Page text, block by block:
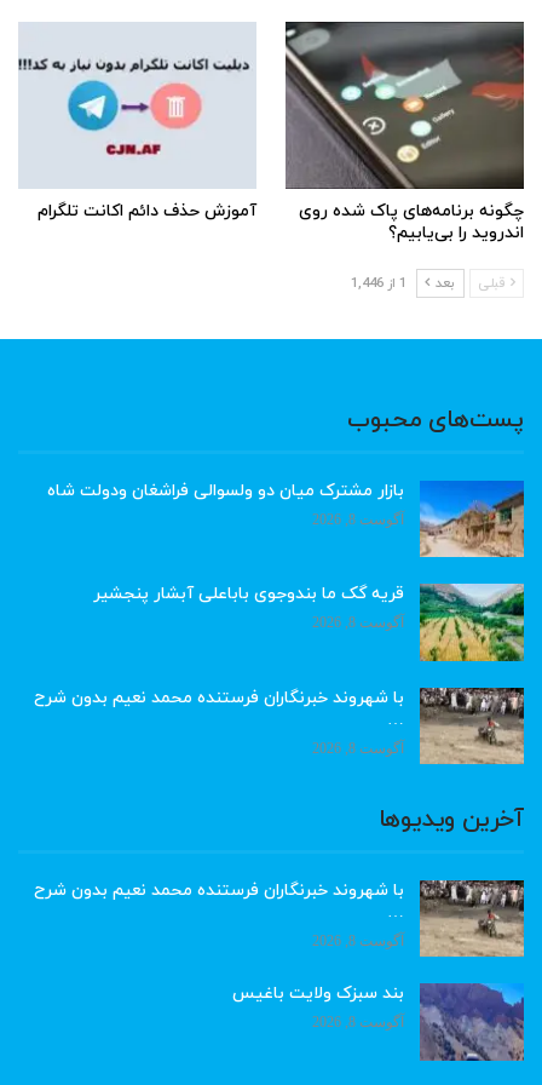
چگونه برنامه‌های پاک شده روی
اندروید را بی‌یابیم؟
آموزش حذف دائم اکانت تلگرام
قبلی بعد 1 از 1,446
پست‌های محبوب
بازار مشترک میان دو ولسوالی فراشغان ودولت شاه
آگوست 8, 2026
قریه گک ما بندوجوی باباعلی آبشار پنجشیر
آگوست 8, 2026
با شهروند خبرنگاران فرستنده محمد نعیم بدون شرح
…
آگوست 8, 2026
آخرین ویدیوها
با شهروند خبرنگاران فرستنده محمد نعیم بدون شرح
…
آگوست 8, 2026
بند سبزک ولایت باغیس
آگوست 8, 2026